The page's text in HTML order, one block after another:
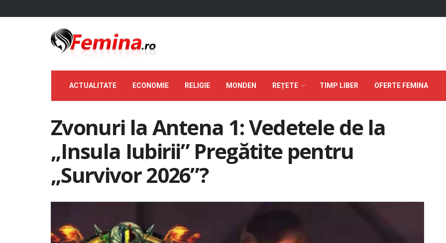
ACTUALITATE ECONOMIE RELIGIE MONDEN REȚETE TIMP LIBER OFERTE FEMINA
Zvonuri la Antena 1: Vedetele de la
„Insula Iubirii” Pregătite pentru
„Survivor 2026”?